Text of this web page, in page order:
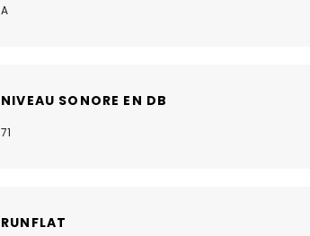
A
NIVEAU SONORE EN DB
71
RUNFLAT